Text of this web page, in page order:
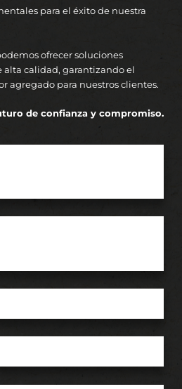
para el éxito de nuestra
ofrecer soluciones
alta calidad, garantizando el
agregado para nuestros clientes.
de confianza y compromiso.